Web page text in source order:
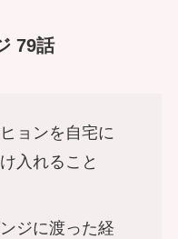
79話
ョンを自宅に
入れること
ジに渡った経